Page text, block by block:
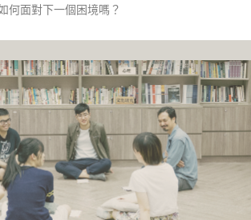
何面對下一個困境嗎？